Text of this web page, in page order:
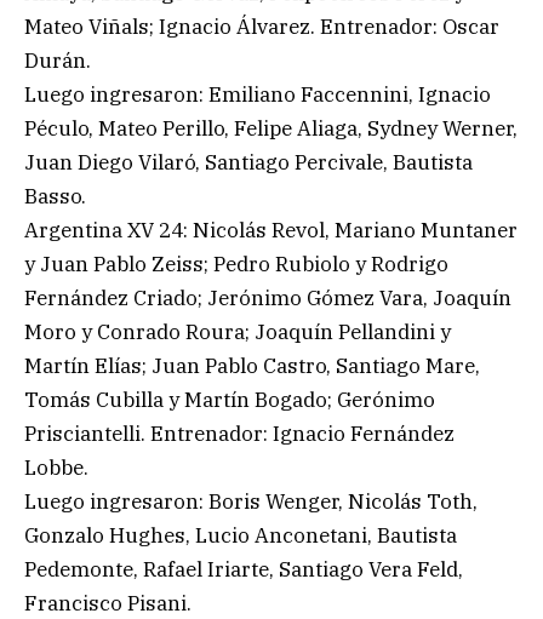
Mateo Viñals; Ignacio Álvarez. Entrenador: Oscar
Durán.
Luego ingresaron: Emiliano Faccennini, Ignacio
Péculo, Mateo Perillo, Felipe Aliaga, Sydney Werner,
Juan Diego Vilaró, Santiago Percivale, Bautista
Basso.
Argentina XV 24: Nicolás Revol, Mariano Muntaner
y Juan Pablo Zeiss; Pedro Rubiolo y Rodrigo
Fernández Criado; Jerónimo Gómez Vara, Joaquín
Moro y Conrado Roura; Joaquín Pellandini y
Martín Elías; Juan Pablo Castro, Santiago Mare,
Tomás Cubilla y Martín Bogado; Gerónimo
Prisciantelli. Entrenador: Ignacio Fernández
Lobbe.
Luego ingresaron: Boris Wenger, Nicolás Toth,
Gonzalo Hughes, Lucio Anconetani, Bautista
Pedemonte, Rafael Iriarte, Santiago Vera Feld,
Francisco Pisani.